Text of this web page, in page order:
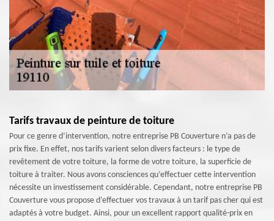
Tarifs travaux de peinture de toiture
Pour ce genre d’intervention, notre entreprise PB Couverture n’a pas de
prix fixe. En effet, nos tarifs varient selon divers facteurs : le type de
revêtement de votre toiture, la forme de votre toiture, la superficie de
toiture à traiter. Nous avons consciences qu’effectuer cette intervention
nécessite un investissement considérable. Cependant, notre entreprise PB
Couverture vous propose d’effectuer vos travaux à un tarif pas cher qui est
adaptés à votre budget. Ainsi, pour un excellent rapport qualité-prix en